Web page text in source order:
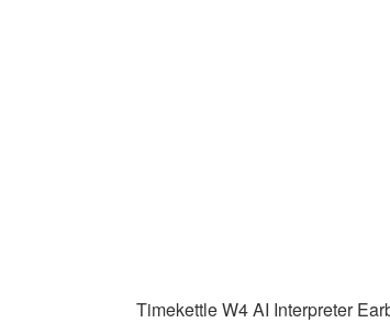
Timekettle W4 AI Interpreter